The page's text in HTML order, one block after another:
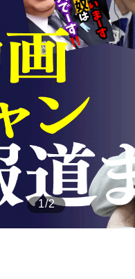
日本代表・森保一監督...
もっ
1/2